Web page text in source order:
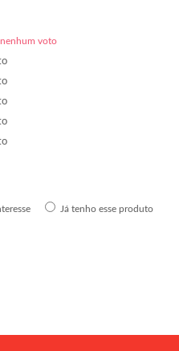
nenhum voto
Já tenho esse produto